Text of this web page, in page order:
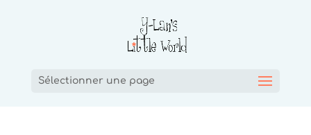
Sélectionner une page